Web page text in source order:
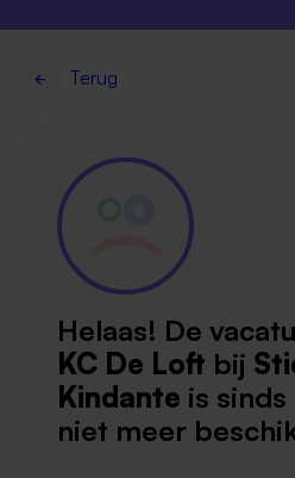
Terug
Helaas! De
KC De Loft bij
Kindante is sinds
niet meer